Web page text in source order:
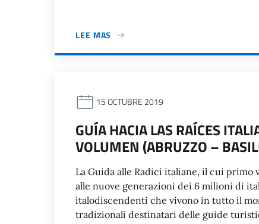
LEE MAS
15 OCTUBRE 2019
GUÍA HACIA LAS RAÍCES
VOLUMEN (ABRUZZO –
La Guida alle Radici italiane, il cui primo
alle nuove generazioni dei 6 milioni di
italodiscendenti che vivono in tutto il
tradizionali destinatari delle guide